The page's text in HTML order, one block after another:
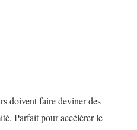
doivent faire deviner des
Parfait pour accélérer le